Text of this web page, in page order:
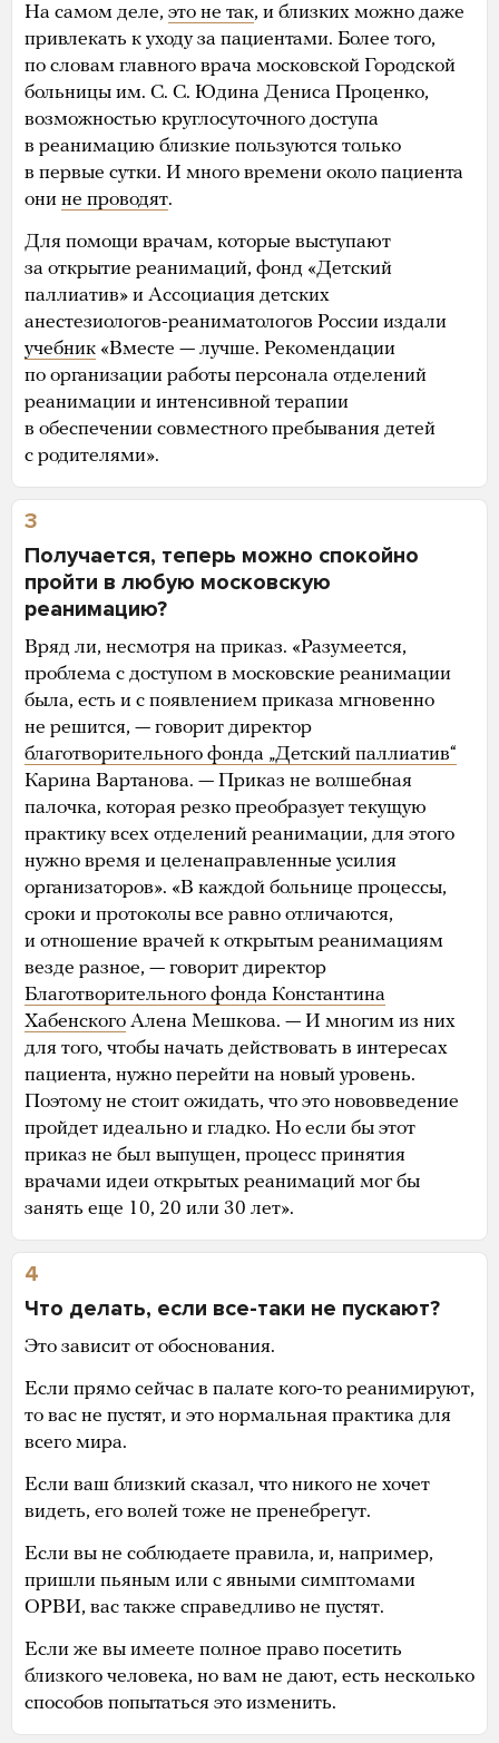
На самом деле, это не так, и близких можно даже
привлекать к уходу за пациентами. Более того,
по словам главного врача московской Городской
больницы им. С. С. Юдина Дениса Проценко,
возможностью круглосуточного доступа
в реанимацию близкие пользуются только
в первые сутки. И много времени около пациента
они не проводят.
Для помощи врачам, которые выступают
за открытие реанимаций, фонд «Детский
паллиатив» и Ассоциация детских
анестезиологов-реаниматологов России издали
учебник «Вместе — лучше. Рекомендации
по организации работы персонала отделений
реанимации и интенсивной терапии
в обеспечении совместного пребывания детей
с родителями».
3
Получается, теперь можно спокойно
пройти в любую московскую
реанимацию?
Вряд ли, несмотря на приказ. «Разумеется,
проблема с доступом в московские реанимации
была, есть и с появлением приказа мгновенно
не решится, — говорит директор
благотворительного фонда „Детский паллиатив“
Карина Вартанова. — Приказ не волшебная
палочка, которая резко преобразует текущую
практику всех отделений реанимации, для этого
нужно время и целенаправленные усилия
организаторов». «В каждой больнице процессы,
сроки и протоколы все равно отличаются,
и отношение врачей к открытым реанимациям
везде разное, — говорит директор
Благотворительного фонда Константина
Хабенского Алена Мешкова. — И многим из них
для того, чтобы начать действовать в интересах
пациента, нужно перейти на новый уровень.
Поэтому не стоит ожидать, что это нововведение
пройдет идеально и гладко. Но если бы этот
приказ не был выпущен, процесс принятия
врачами идеи открытых реанимаций мог бы
занять еще 10, 20 или 30 лет».
4
Что делать, если все-таки не пускают?
Это зависит от обоснования.
Если прямо сейчас в палате кого-то реанимируют,
то вас не пустят, и это нормальная практика для
всего мира.
Если ваш близкий сказал, что никого не хочет
видеть, его волей тоже не пренебрегут.
Если вы не соблюдаете правила, и, например,
пришли пьяным или с явными симптомами
ОРВИ, вас также справедливо не пустят.
Если же вы имеете полное право посетить
близкого человека, но вам не дают, есть несколько
способов попытаться это изменить.